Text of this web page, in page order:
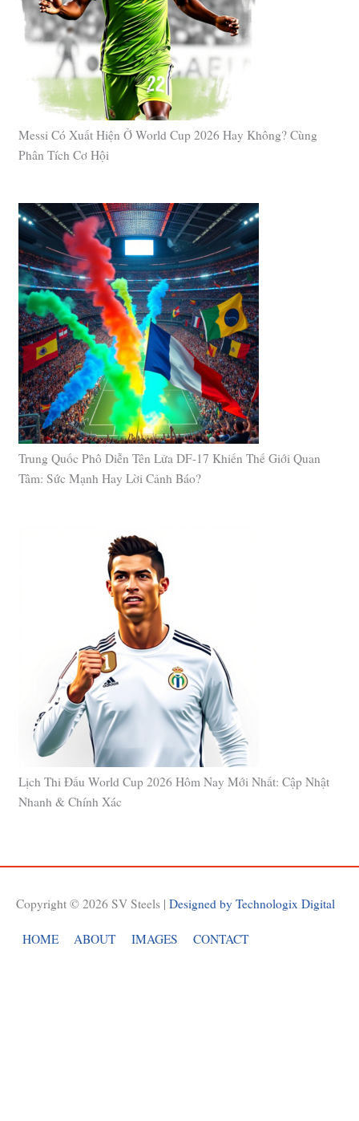
Messi Có Xuất Hiện Ở World Cup 2026 Hay Không? Cùng
Phân Tích Cơ Hội
Trung Quốc Phô Diễn Tên Lửa DF-17 Khiến Thế Giới Quan
Tâm: Sức Mạnh Hay Lời Cảnh Báo?
Lịch Thi Đấu World Cup 2026 Hôm Nay Mới Nhất: Cập Nhật
Nhanh & Chính Xác
Copyright © 2026 SV Steels | Designed by Technologix Digital
HOME ABOUT IMAGES CONTACT